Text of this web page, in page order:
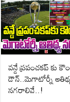
వన్డే ప్రపంచకప్ కు
డౌన్..మెగాటోర్నీ
నగరాలివే..!